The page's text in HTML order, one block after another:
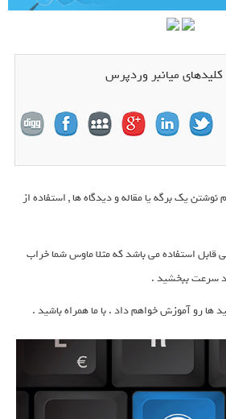
میانبر وردپرس
یک برگه یا مقاله و دیدگاه ها , استفاده از
قابل استفاده می باشد که مثلا ماوس شما خراب
سرعت ببخشید .
ها رو آموزش خواهم داد . با ما همراه باشید .